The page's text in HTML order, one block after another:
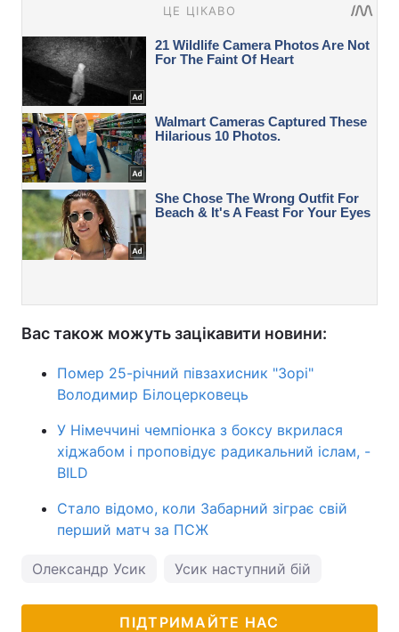
Вас також можуть зацікавити новини:
Помер 25-річний півзахисник "Зорі"
Володимир Білоцерковець
У Німеччині чемпіонка з боксу вкрилася
хіджабом і проповідує радикальний іслам, -
BILD
Стало відомо, коли Забарний зіграє свій
перший матч за ПСЖ
Олександр Усик Усик наступний бій
ПІДТРИМАЙТЕ НАС